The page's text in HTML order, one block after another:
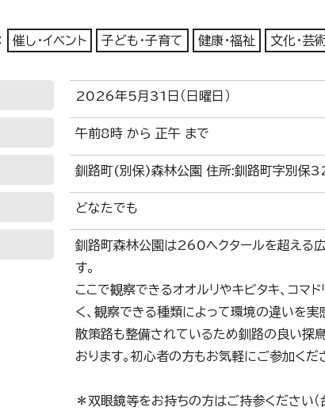
催し・イベント 子ども・子育て 健康・福祉 文化・芸
2026年5月31日（日曜日）
午前8時 から 正午 まで
釧路町(別保)森林公園 住所:釧路町字別
どなたでも
釧路町森林公園は260ヘクタールを超える
す。
ここで観察できるオオルリやキビタキ、コマ
く、観察できる種類によって環境の違いを実
散策路も整備されているため釧路の良い探
おります。初心者の方もお気軽にご参加くだ
＊双眼鏡等をお持ちの方はご持参ください（